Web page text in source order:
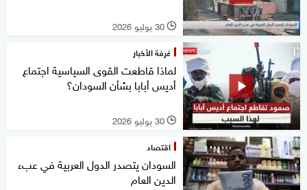
l 30 يوليو 2026
غرفة الأخبار
لماذا قاطعت القوى السياسية اجتماع
أديس أبابا بشأن السودان؟
l 30 يوليو 2026
اقتصاد
السودان يتصدر الدول العربية في عبء
الدين العام